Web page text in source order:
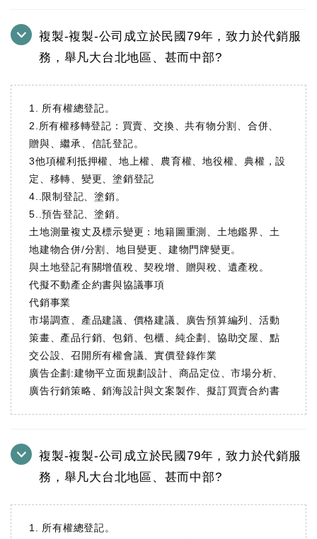
複製-複製-公司成立於民國79年，致力於代銷服
務，舉凡大台北地區、甚而中部?
1. 所有權總登記。
2.所有權移轉登記：買賣、交換、共有物分割、合併、
贈與、繼承、信託登記。
3他項權利抵押權、地上權、農育權、地役權、典權，設
定、移轉、變更、塗銷登記
4..限制登記、塗銷。
5..預告登記、塗銷。
土地測量複丈及標示變更：地籍圖重測、土地鑑界、土
地建物合併/分割、地目變更、建物門牌變更。
與土地登記有關增值稅、契稅增、贈與稅、遺產稅。
代擬不動產企約書與協議事項
代銷事業
市場調查、產品建議、價格建議、廣告預算編列、活動
策畫、產品行銷、包銷、包櫃、純企劃、協助交屋、點
交公設、召開所有權會議、實價登錄作業
廣告企劃:建物平立面規劃設計、商品定位、市場分析、
廣告行銷策略、銷海設計與文案製作、擬訂買賣合約書
複製-複製-公司成立於民國79年，致力於代銷服
務，舉凡大台北地區、甚而中部?
1. 所有權總登記。